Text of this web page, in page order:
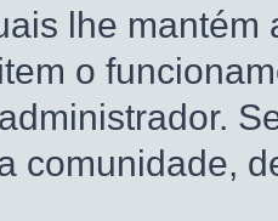
lhe
o
comunidade,